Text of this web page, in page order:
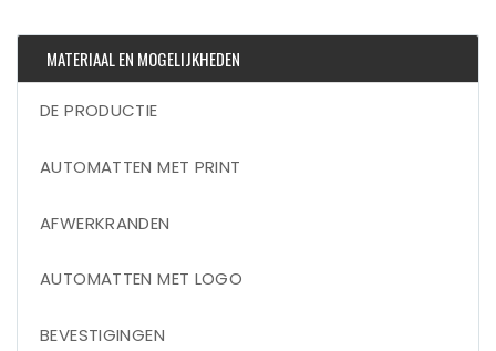
MATERIAAL EN MOGELIJKHEDEN
DE PRODUCTIE
AUTOMATTEN MET PRINT
AFWERKRANDEN
AUTOMATTEN MET LOGO
BEVESTIGINGEN